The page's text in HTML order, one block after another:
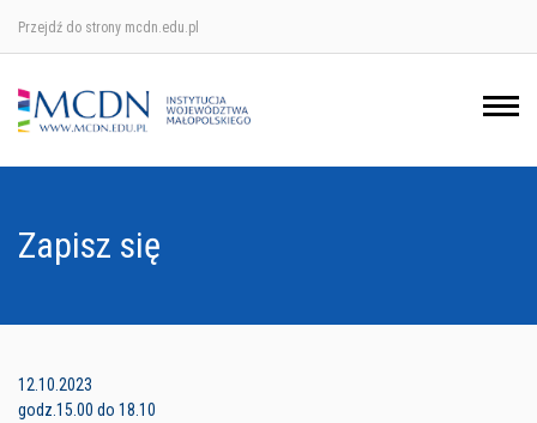
Przejdź do strony mcdn.edu.pl
Zapisz się
12.10.2023
godz.15.00 do 18.10
Ośrodek w Krakowie
Ośrodek w Nowym Sączu
Ośrodek w Tarnowie